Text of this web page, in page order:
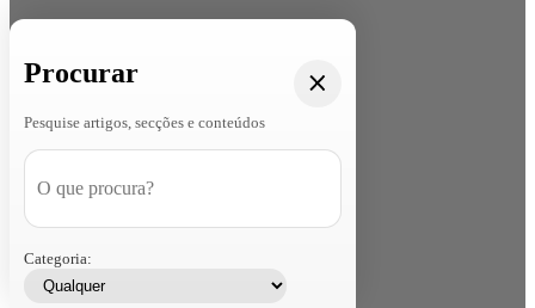
Procurar
Pesquise artigos, secções e conteúdos
Categoria: